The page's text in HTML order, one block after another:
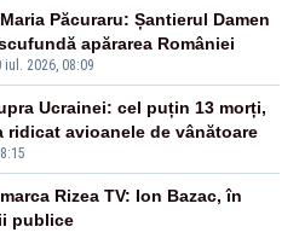
iul. 2026, 08:09
Păcuraru: Șantierul Damen
apărarea României
Ucrainei: cel puțin 13 morți,
avioanele de vânătoare
Rizea TV: Ion Bazac, în
publice